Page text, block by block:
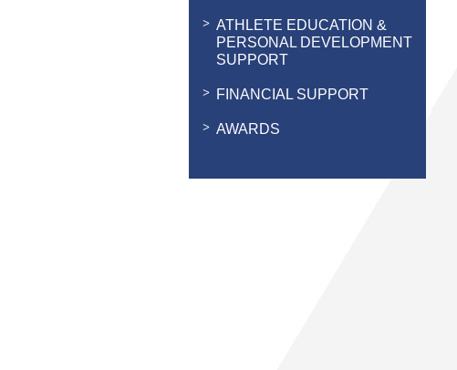
ATHLETE EDUCATION &
PERSONAL DEVELOPMENT
SUPPORT
FINANCIAL SUPPORT
AWARDS